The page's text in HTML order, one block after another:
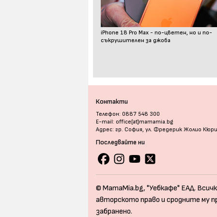
iPhone 18 Pro Max - по-цветен, но и по-
съкрушителен за джоба
Контакти
Телефон: 0887 548 300
E-mail: office[at]mamamia.bg
Адрес: гр. София, ул. Фредерик Жолио
Последвайте ни
© MamaMia.bg, "Уебкафе" ЕАД.
авторското право и сродните му
забранено.